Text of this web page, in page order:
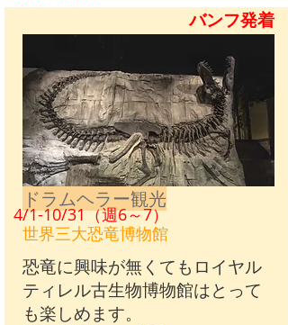
バンフ発着
ドラムヘラー観光
世界三大恐竜博物館
4/1-10/31（週6～7）
恐竜に興味が無くてもロイヤル
ティレル古生物博物館はとって
も楽しめます。